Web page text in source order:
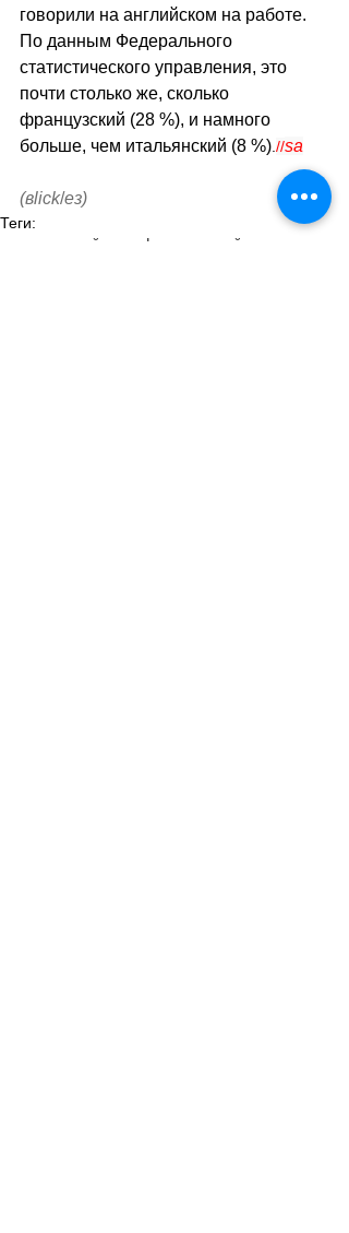
говорили на английском на работе.
По данным Федерального
статистического управления, это
почти столько же, сколько
французский (28 %), и намного
больше, чем итальянский (8 %).//sa
(вlick/ез)
Теги:
новости швейцарии
факты о швейцарии